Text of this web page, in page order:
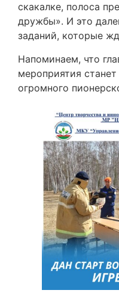
скакалке, полоса
дружбы». И это
заданий, которые
Напоминаем, что
мероприятия
огромного